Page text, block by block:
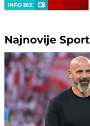
INFO BIZ
NajnovijeSport